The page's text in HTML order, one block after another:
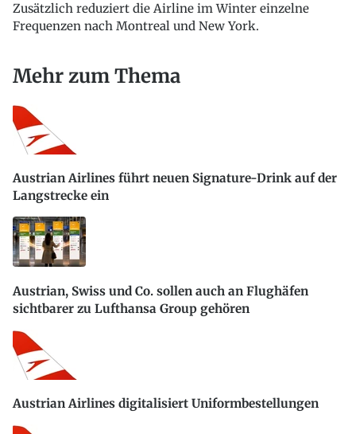
Zusätzlich reduziert die Airline im Winter einzelne
Frequenzen nach Montreal und New York.
Mehr zum Thema
Austrian Airlines führt neuen Signature-Drink auf der
Langstrecke ein
Austrian, Swiss und Co. sollen auch an Flughäfen
sichtbarer zu Lufthansa Group gehören
Austrian Airlines digitalisiert Uniformbestellungen